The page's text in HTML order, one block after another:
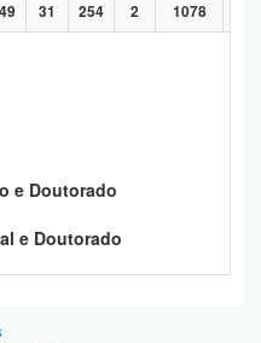
31 254 2 1078
e Doutorado
e Doutorado